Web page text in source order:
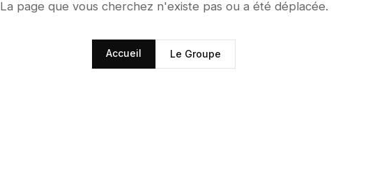
La page que vous cherchez n'existe pas ou a été déplacée.
Accueil Le Groupe